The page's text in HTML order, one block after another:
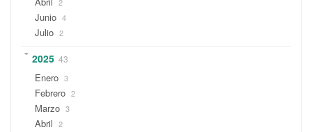
Junio 4
Julio 2
2025 43
Enero 3
Febrero 2
Marzo 3
Abril 2